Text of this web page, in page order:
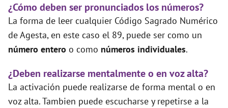
¿Cómo deben ser pronunciados los números?
La forma de leer cualquier Código Sagrado Numérico
de Agesta, en este caso el 89, puede ser como un
número entero o como números individuales.
¿Deben realizarse mentalmente o en voz alta?
La activación puede realizarse de forma mental o en
voz alta. Tambien puede escucharse y repetirse a la